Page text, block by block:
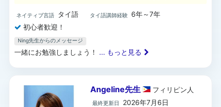
ネイティブ言語 タイ語 タイ語講師経験
6年～7年
初心者歓迎！
Ning先生からのメッセージ
一緒にお勉強しましょう！ ... もっと見る
Angeline先生 フィリピン 人
最終更新日 2026年7月6日